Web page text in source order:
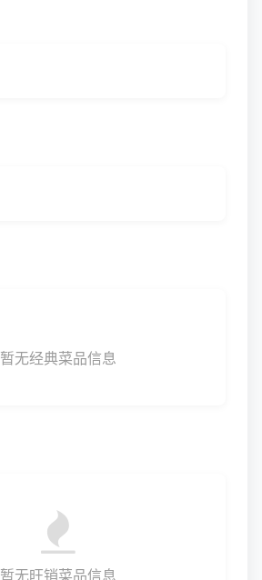
暂无经典菜品信息
暂无旺销菜品信息